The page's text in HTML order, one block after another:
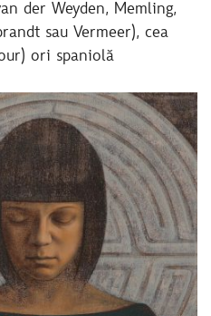
der Weyden, Memling,
sau Vermeer), cea
ori spaniolă